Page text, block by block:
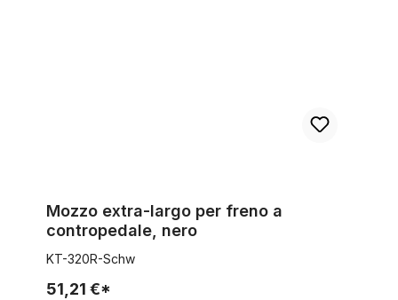
Mozzo extra-largo per freno a
contropedale, nero
KT-320R-Schw
51,21 €*